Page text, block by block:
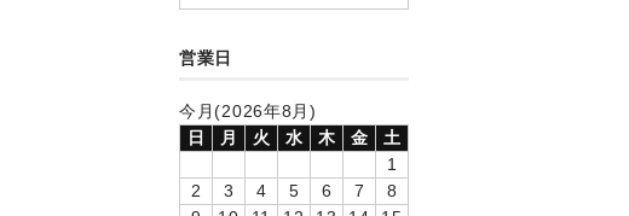
営業日
今月(2026年8月)
日
月 火 水 木 金
土
1
2
3 4 5 6 7
8